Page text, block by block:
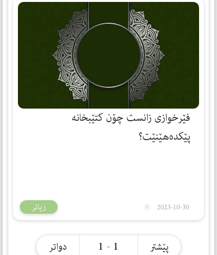
فێرخوازی زانست چۆن كتێبخانە
پێكدەھێنێت؟
زیاتر 2023-10-30
پێشتر 1 - 1 دواتر